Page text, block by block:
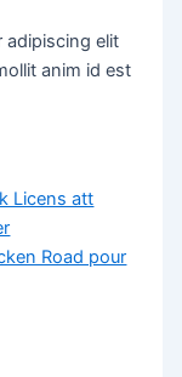
adipiscing elit
anim id est
Licens att
Road pour